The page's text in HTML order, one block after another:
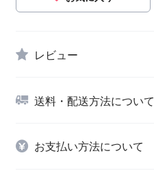
レビュー
送料・配送方法について
お支払い方法について